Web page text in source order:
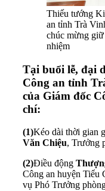
Thiếu tướng
an tỉnh Trà
chúc mừng
nhiệm
Tại buổi lễ, đại
Công an tỉnh
của Giám đốc
chí:
(1)Kéo dài thời gian
Văn Chiệu, Trưởng
(2)Điều động
Công an huyện Tiểu
vụ Phó Trưởng